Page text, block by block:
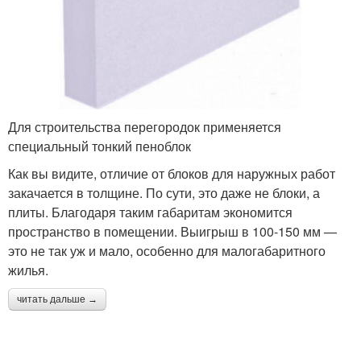
Для строительства перегородок применяется
специальный тонкий пеноблок
Как вы видите, отличие от блоков для наружных работ
закачается в толщине. По сути, это даже не блоки, а
плиты. Благодаря таким габаритам экономится
пространство в помещении. Выигрыш в 100-150 мм —
это не так уж и мало, особенно для малогабаритного
жилья.
читать дальше →